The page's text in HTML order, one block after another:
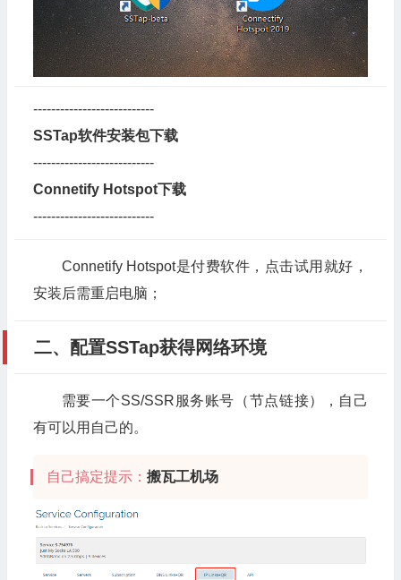
---------------------------
SSTap软件安装包下载
---------------------------
Connetify Hotspot下载
---------------------------
Connetify Hotspot是付费软件，点击试用就好，
安装后需重启电脑；
二、配置SSTap获得网络环境
需要一个SS/SSR服务账号（节点链接），自己
有可以用自己的。
自己搞定提示： 搬瓦工机场